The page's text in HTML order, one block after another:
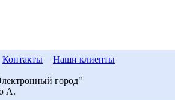
Контакты Наши клиенты
город"
А.